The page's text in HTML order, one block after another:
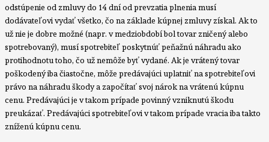
odstúpenie od zmluvy do 14 dní od prevzatia plnenia musí
dodávateľovi vydať všetko, čo na základe kúpnej zmluvy získal. Ak to
už nie je dobre možné (napr. v medziobdobí bol tovar zničený alebo
spotrebovaný), musí spotrebiteľ poskytnúť peňažnú náhradu ako
protihodnotu toho, čo už nemôže byť vydané. Ak je vrátený tovar
poškodený iba čiastočne, môže predávajúci uplatniť na spotrebiteľovi
právo na náhradu škody a započítať svoj nárok na vrátenú kúpnu
cenu. Predávajúci je v takom prípade povinný vzniknutú škodu
preukázať. Predávajúci spotrebiteľovi v takom prípade vracia iba takto
zníženú kúpnu cenu.